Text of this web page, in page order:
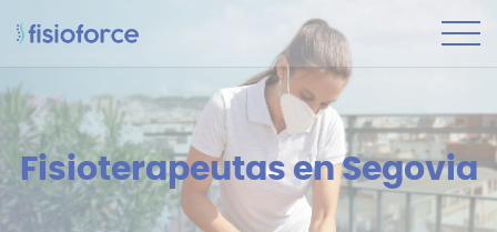
Fisioterapeutas en Segovia